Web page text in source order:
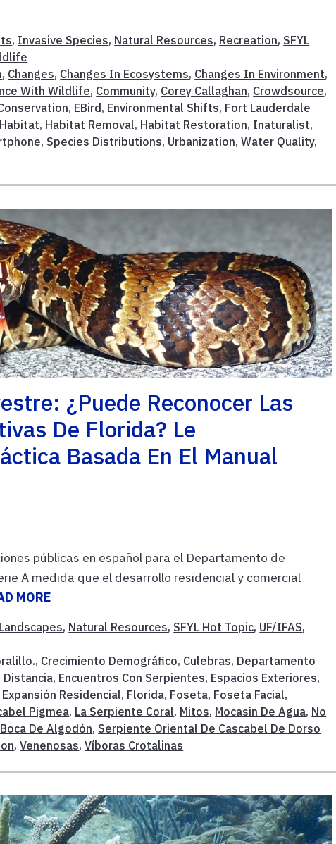
, Invasive Species, Natural Resources, Recreation, SFYL
, Changes, Changes In Ecosystems, Changes In Environment,
With Wildlife, Community, Corey Callaghan, Crowdsource,
, EBird , Environmental Shifts, Fort Lauderdale
Habitat, Habitat Removal, Habitat Restoration, Inaturalist,
, Species Distributions, Urbanization,Water Quality,
¿Puede Reconocer Las
De Florida? Le
Basada En El Manual
públicas en español para el Departamento de
A medida que el desarrollo residencial y comercial
MORE
, Natural Resources, SFYL Hot Topic, UF/IFAS,
, Crecimiento Demográfico, Culebras, Departamento
Distancia, Encuentros Con Serpientes, Espacios Exteriores,
Expansión Residencial, Florida, Foseta, Foseta Facial,
Pigmea, La Serpiente Coral, Mitos, Mocasin De Agua, No
De Algodón, Serpiente Oriental De Cascabel De Dorso
,Venenosas,Víboras Crotalinas